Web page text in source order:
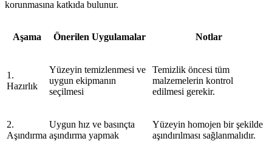
korunmasına katkıda bulunur.
Aşama Önerilen Uygulamalar Notlar
1.
Hazırlık
Yüzeyin temizlenmesi ve
uygun ekipmanın
seçilmesi
Temizlik öncesi tüm
malzemelerin kontrol
edilmesi gerekir.
2.
Aşındırma
Uygun hız ve basınçta
aşındırma yapmak
Yüzeyin homojen bir şekilde
aşındırılması sağlanmalıdır.